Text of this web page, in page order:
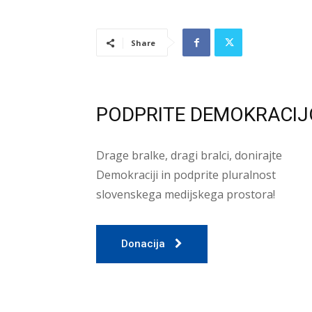
Share
PODPRITE
Drage bralke, dragi bralci, donirajte
Demokraciji in podprite pluralnost
slovenskega medijskega prostora!
Donacija